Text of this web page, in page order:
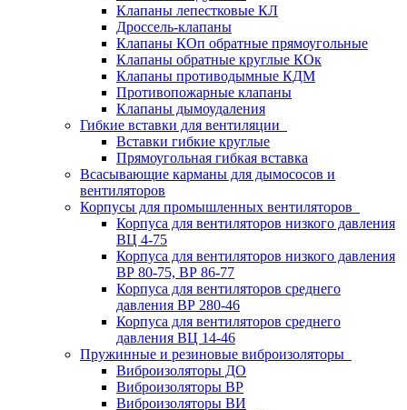
Клапаны лепестковые КЛ
Дроссель-клапаны
Клапаны КОп обратные прямоугольные
Клапаны обратные круглые КОк
Клапаны противодымные КДМ
Противопожарные клапаны
Клапаны дымоудаления
Гибкие вставки для вентиляции
Вставки гибкие круглые
Прямоугольная гибкая вставка
Всасывающие карманы для дымососов и
вентиляторов
Корпусы для промышленных вентиляторов
Корпуса для вентиляторов низкого давления
ВЦ 4-75
Корпуса для вентиляторов низкого давления
ВР 80-75, ВР 86-77
Корпуса для вентиляторов среднего
давления ВР 280-46
Корпуса для вентиляторов среднего
давления ВЦ 14-46
Пружинные и резиновые виброизоляторы
Виброизоляторы ДО
Виброизоляторы ВР
Виброизоляторы ВИ